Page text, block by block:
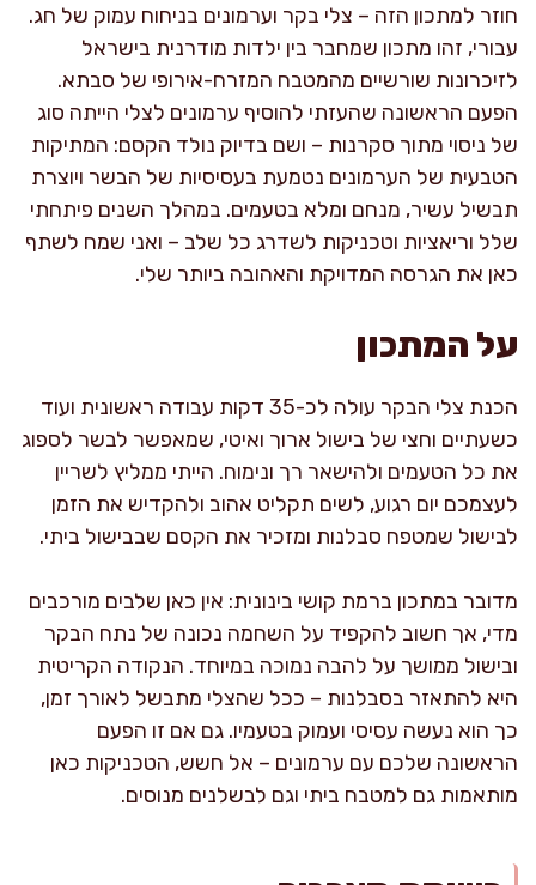
חוזר למתכון הזה – צלי בקר וערמונים בניחוח עמוק של חג.
עבורי, זהו מתכון שמחבר בין ילדות מודרנית בישראל
לזיכרונות שורשיים מהמטבח המזרח-אירופי של סבתא.
הפעם הראשונה שהעזתי להוסיף ערמונים לצלי הייתה סוג
של ניסוי מתוך סקרנות – ושם בדיוק נולד הקסם: המתיקות
הטבעית של הערמונים נטמעת בעסיסיות של הבשר ויוצרת
תבשיל עשיר, מנחם ומלא בטעמים. במהלך השנים פיתחתי
שלל וריאציות וטכניקות לשדרג כל שלב – ואני שמח לשתף
כאן את הגרסה המדויקת והאהובה ביותר שלי.
על המתכון
הכנת צלי הבקר עולה לכ-35 דקות עבודה ראשונית ועוד
כשעתיים וחצי של בישול ארוך ואיטי, שמאפשר לבשר לספוג
את כל הטעמים ולהישאר רך ונימוח. הייתי ממליץ לשריין
לעצמכם יום רגוע, לשים תקליט אהוב ולהקדיש את הזמן
לבישול שמטפח סבלנות ומזכיר את הקסם שבבישול ביתי.
מדובר במתכון ברמת קושי בינונית: אין כאן שלבים מורכבים
מדי, אך חשוב להקפיד על השחמה נכונה של נתח הבקר
ובישול ממושך על להבה נמוכה במיוחד. הנקודה הקריטית
היא להתאזר בסבלנות – ככל שהצלי מתבשל לאורך זמן,
כך הוא נעשה עסיסי ועמוק בטעמיו. גם אם זו הפעם
הראשונה שלכם עם ערמונים – אל חשש, הטכניקות כאן
מותאמות גם למטבח ביתי וגם לבשלנים מנוסים.